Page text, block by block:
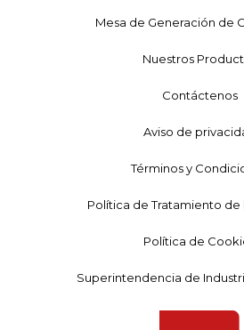
Mesa de Generación de
Nuestros
Contáctenos
Aviso de
Términos y
Política de Tratamiento de
Política de
Superintendencia de